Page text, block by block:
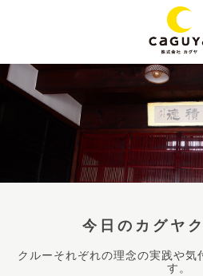
今日のカグヤ
クルーそれぞれの理念の実践や気
す。